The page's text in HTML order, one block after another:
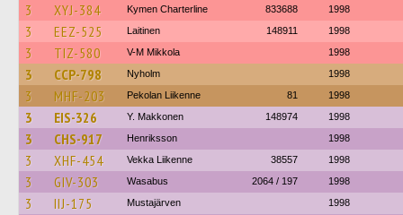
3 XYJ-384 Kymen Charterline 833688 1998
3 EEZ-525 Laitinen 148911 1998
3 TIZ-580 V-M Mikkola 1998
3 CCP-798 Nyholm 1998
3 MHF-203 Pekolan Liikenne 81 1998
3 EIS-326 Y. Makkonen 148974 1998
3 CHS-917 Henriksson 1998
3 XHF-454 Vekka Liikenne 38557 1998
3 GIV-303 Wasabus 2064 / 197 1998
3 IIJ-175 Mustajärven 1998